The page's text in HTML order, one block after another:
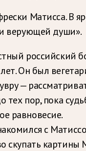
Матисса. В
верующей души».
российский
Он был
—
пор, пока
равновесие.
с
скупать картины